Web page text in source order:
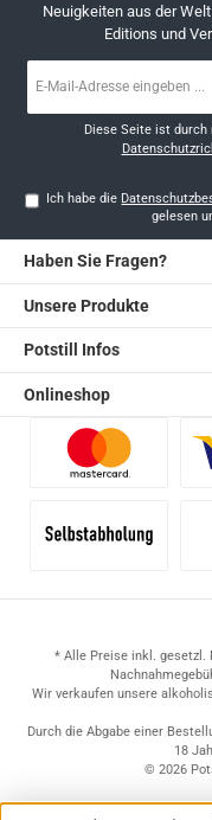
Neuigkeiten aus der
Editions und
Mail-
Diese Seite ist durch
Ich habe die
gelesen
Haben Sie Fragen?
Unsere Produkte
Potstill Infos
Onlineshop
* Alle Preise inkl. gesetzl.
Wir verkaufen unsere
Durch die Abgabe einer
18
© 2026